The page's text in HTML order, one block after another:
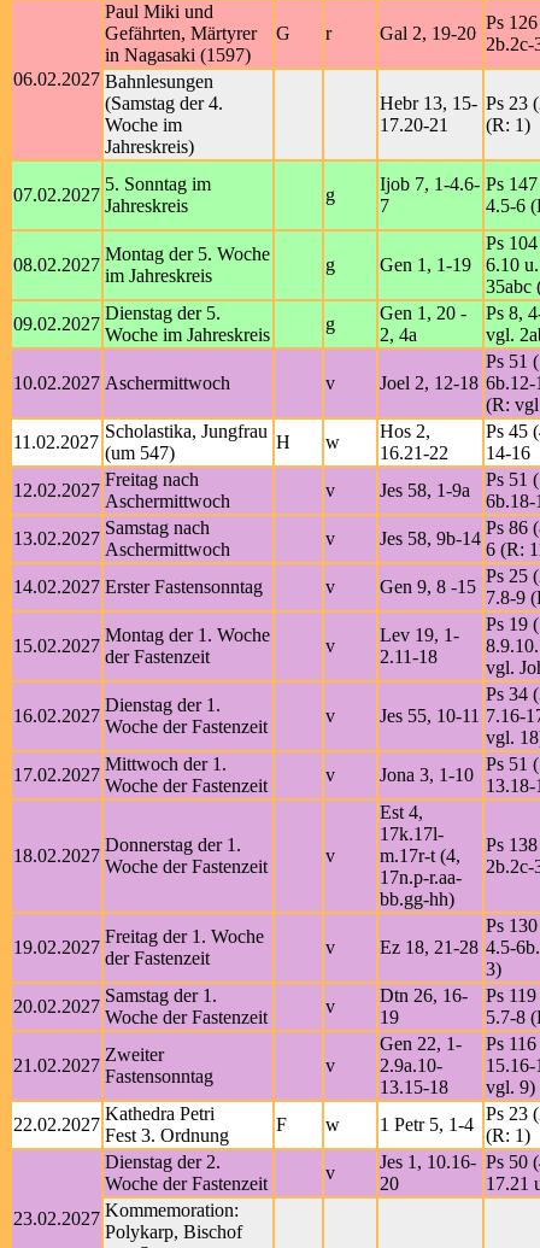
06.02.2027
Paul Miki und
Gefährten, Märtyrer
in Nagasaki (1597)
G r Gal 2, 19-20
Ps
2b.2c-
Bahnlesungen
(Samstag der 4.
Woche im
Jahreskreis)
Hebr 13, 15-
17.20-21
Ps 23
(R: 1)
07.02.2027
5. Sonntag im
Jahreskreis
g
Ijob 7, 1-4.6-
7
Ps
4.5-6
08.02.2027
Montag der 5. Woche
im Jahreskreis
g Gen 1, 1-19
Ps
6.10
35abc
09.02.2027
Dienstag der 5.
Woche im Jahreskreis
g
Gen 1, 20 -
2, 4a
Ps 8,
vgl.
10.02.2027 Aschermittwoch v Joel 2, 12-18
Ps 51
6b.12-
(R:
11.02.2027
Scholastika, Jungfrau
(um 547)
H w
Hos 2,
16.21-22
Ps 45
14-16
12.02.2027
Freitag nach
Aschermittwoch
v Jes 58, 1-9a
Ps 51
6b.18-
13.02.2027
Samstag nach
Aschermittwoch
v Jes 58, 9b-14
Ps 86
6 (R:
14.02.2027 Erster Fastensonntag v Gen 9, 8 -15
Ps 25
7.8-9
15.02.2027
Montag der 1. Woche
der Fastenzeit
v
Lev 19, 1-
2.11-18
Ps 19
vgl.
16.02.2027
Dienstag der 1.
Woche der Fastenzeit
v Jes 55, 10-11
Ps 34
7.16-
vgl.
17.02.2027
Mittwoch der 1.
Woche der Fastenzeit
v Jona 3, 1-10
Ps 51
18.02.2027
Donnerstag der 1.
Woche der Fastenzeit
v
Est 4,
17k.17l-
m.17r-t (4,
17n.p-r.aa-
bb.gg-hh)
Ps
2b.2c-
19.02.2027
Freitag der 1. Woche
der Fastenzeit
v Ez 18, 21-28
Ps
4.5-
3)
20.02.2027
Samstag der 1.
Woche der Fastenzeit
v
Dtn 26, 16-
19
Ps
5.7-8
21.02.2027
Zweiter
Fastensonntag
v
Gen 22, 1-
2.9a.10-
13.15-18
Ps
vgl. 9)
22.02.2027
Kathedra Petri
Fest 3. Ordnung
F w 1 Petr 5, 1-4
Ps 23
(R: 1)
23.02.2027
Dienstag der 2.
Woche der Fastenzeit
v
Jes 1, 10.16-
20
Ps 50
17.21
Kommemoration:
Polykarp, Bischof